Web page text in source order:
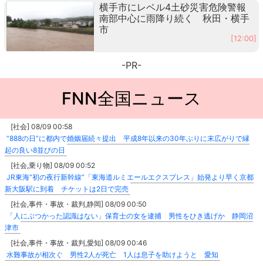
横手市にレベル4土砂災害危険警報
南部中心に雨降り続く 秋田・横手
市
[12:00]
-PR-
FNN全国ニュース
[社会] 08/09 00:58
“888の日”に都内で婚姻届続々提出 平成8年以来の30年ぶりに末広がりで縁
起の良い8並びの日
[社会,乗り物] 08/09 00:52
JR東海“初の夜行新幹線”「東海道ルミエールエクスプレス」始発より早く京都
新大阪駅に到着 チケットは2日で完売
[社会,事件・事故・裁判,静岡] 08/09 00:50
「人にぶつかった認識はない」保育士の女を逮捕 男性をひき逃げか 静岡沼
津市
[社会,事件・事故・裁判,愛知] 08/09 00:46
水難事故が相次ぐ 男性2人が死亡 1人は息子を助けようと 愛知